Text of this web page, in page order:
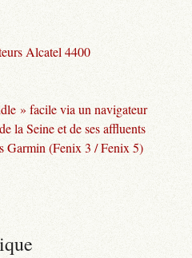
Alcatel 4400
» facile via un navigateur
la Seine et de ses affluents
Garmin (Fenix 3 / Fenix 5)